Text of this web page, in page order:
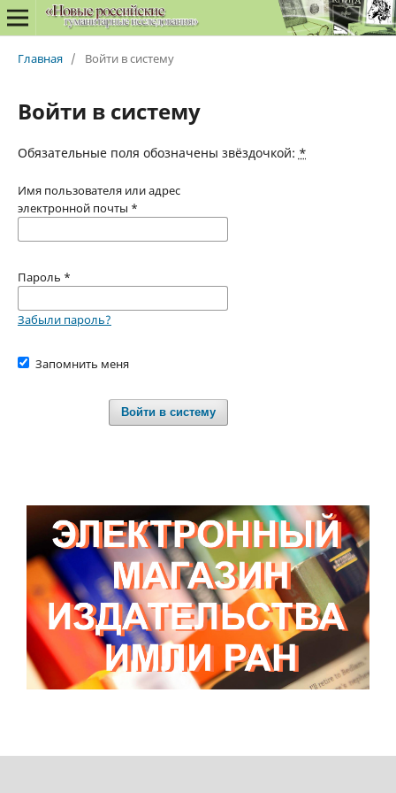
Главная / Войти в систему
Войти в систему
Обязательные поля обозначены звёздочкой: *
Имя пользователя или адрес
электронной почты *
Пароль *
Забыли пароль?
Запомнить меня
Войти в систему